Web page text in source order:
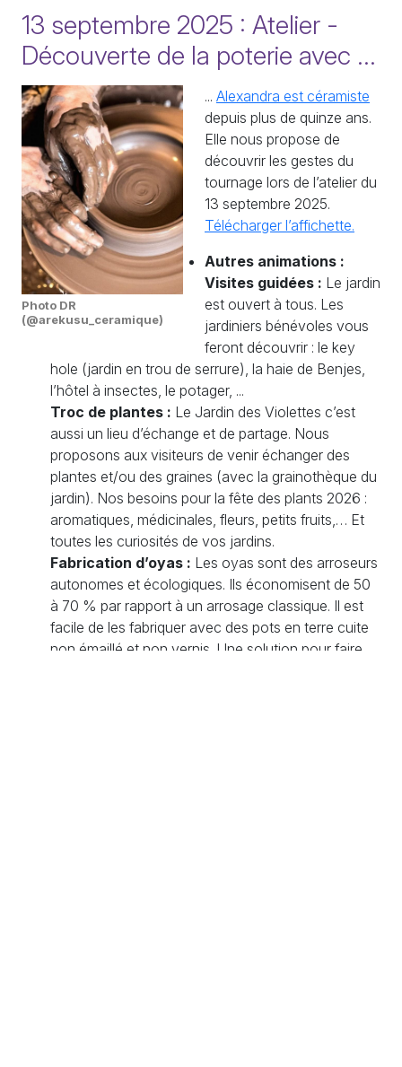
13 septembre 2025 : Atelier -
Découverte de la poterie avec ...
Photo DR
(@arekusu_ceramique)
... Alexandra est céramiste
depuis plus de quinze ans.
Elle nous propose de
découvrir les gestes du
tournage lors de l’atelier du
13 septembre 2025.
Télécharger l’affichette.
Autres animations :
Visites guidées : Le jardin
est ouvert à tous. Les
jardiniers bénévoles vous
feront découvrir : le key
hole (jardin en trou de serrure), la haie de Benjes,
l’hôtel à insectes, le potager, ...
Troc de plantes : Le Jardin des Violettes c’est
aussi un lieu d’échange et de partage. Nous
proposons aux visiteurs de venir échanger des
plantes et/ou des graines (avec la grainothèque du
jardin). Nos besoins pour la fête des plants 2026 :
aromatiques, médicinales, fleurs, petits fruits,… Et
toutes les curiosités de vos jardins.
Fabrication d’oyas : Les oyas sont des arroseurs
autonomes et écologiques. Ils économisent de 50
à 70 % par rapport à un arrosage classique. Il est
facile de les fabriquer avec des pots en terre cuite
non émaillé et non vernis. Une solution pour faire